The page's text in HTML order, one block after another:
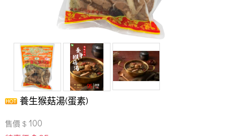
養生猴菇湯(蛋素)
售價 $ 100